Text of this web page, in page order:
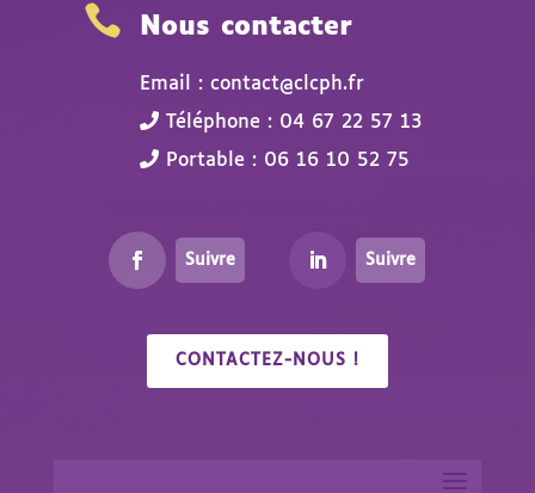
 Nous contacter
Email : contact@clcph.fr
Téléphone : 04 67 22 57 13
Portable : 06 16 10 52 75
Suivre Suivre
CONTACTEZ-NOUS !